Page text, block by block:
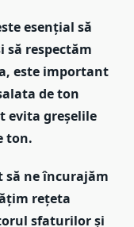
esențial să
să respectăm
este important
de ton
evita greșelile
ton.
să ne încurajăm
rețeta
sfaturilor și